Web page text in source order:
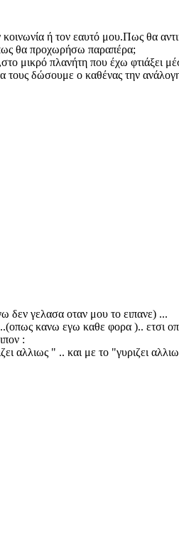
ή τον εαυτό μου.Πως θα
θα προχωρήσω παραπέρα;
μικρό πλανήτη που έχω φτιάξει
τους δώσουμε ο καθένας την
δεν γελασα οταν μου το ειπανε) ...
κανω εγω καθε φορα ).. ετσι
:
αλλιως " .. και με το "γυριζει